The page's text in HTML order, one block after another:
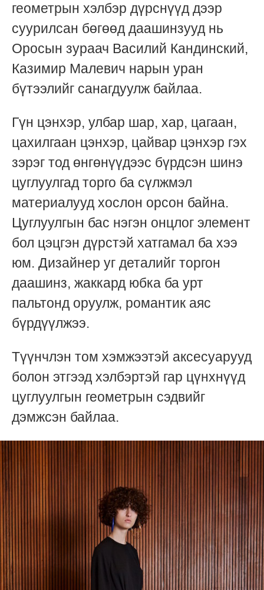
геометрын хэлбэр дүрснүүд дээр
суурилсан бөгөөд даашинзууд нь
Оросын зураач Василий Кандинский,
Казимир Малевич нарын уран
бүтээлийг санагдуулж байлаа.
Гүн цэнхэр, улбар шар, хар, цагаан,
цахилгаан цэнхэр, цайвар цэнхэр гэх
зэрэг тод өнгөнүүдээс бүрдсэн шинэ
цуглуулгад торго ба сүлжмэл
материалууд хослон орсон байна.
Цуглуулгын бас нэгэн онцлог элемент
бол цэцгэн дүрстэй хатгамал ба хээ
юм. Дизайнер уг деталийг торгон
даашинз, жаккард юбка ба урт
пальтонд оруулж, романтик аяс
бүрдүүлжээ.
Түүнчлэн том хэмжээтэй аксесуарууд
болон этгээд хэлбэртэй гар цүнхнүүд
цуглуулгын геометрын сэдвийг
дэмжсэн байлаа.